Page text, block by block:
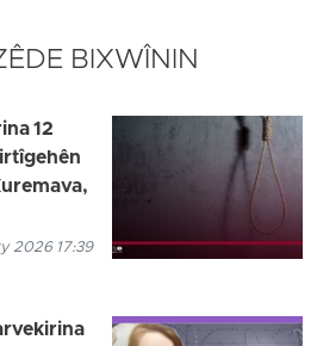
BIXWÎNIN
12
2026 17:39